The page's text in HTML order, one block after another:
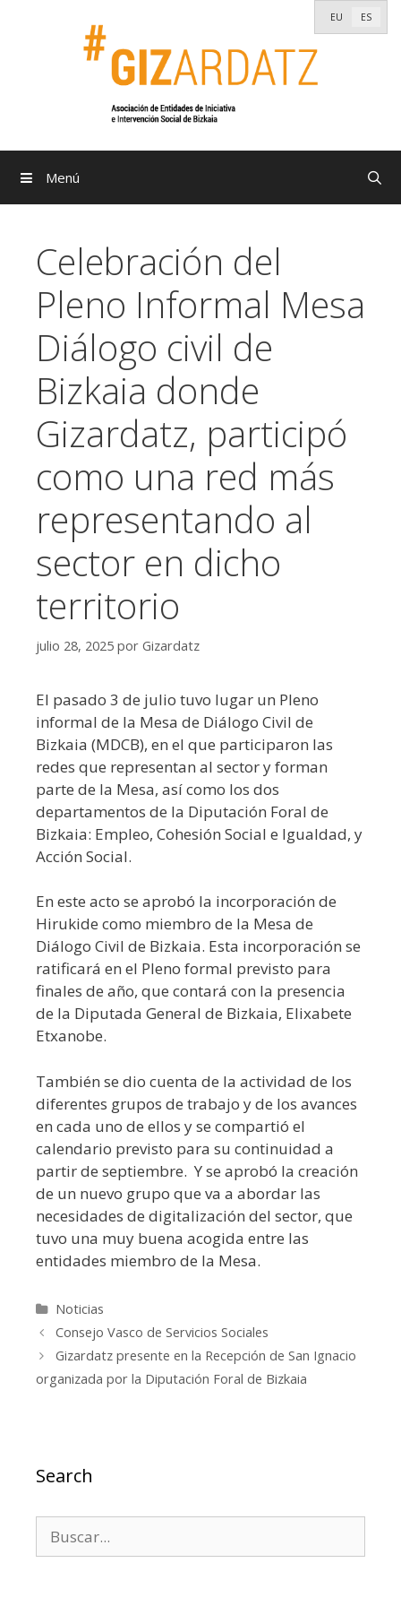
EU ES
Menú
Celebración del
Pleno Informal Mesa
Diálogo civil de
Bizkaia donde
Gizardatz, participó
como una red más
representando al
sector en dicho
territorio
julio 28, 2025 por Gizardatz
El pasado 3 de julio tuvo lugar un Pleno
informal de la Mesa de Diálogo Civil de
Bizkaia (MDCB), en el que participaron las
redes que representan al sector y forman
parte de la Mesa, así como los dos
departamentos de la Diputación Foral de
Bizkaia: Empleo, Cohesión Social e Igualdad, y
Acción Social.
En este acto se aprobó la incorporación de
Hirukide como miembro de la Mesa de
Diálogo Civil de Bizkaia. Esta incorporación se
ratificará en el Pleno formal previsto para
finales de año, que contará con la presencia
de la Diputada General de Bizkaia, Elixabete
Etxanobe.
También se dio cuenta de la actividad de los
diferentes grupos de trabajo y de los avances
en cada uno de ellos y se compartió el
calendario previsto para su continuidad a
partir de septiembre. Y se aprobó la creación
de un nuevo grupo que va a abordar las
necesidades de digitalización del sector, que
tuvo una muy buena acogida entre las
entidades miembro de la Mesa.
Categorías
Noticias
Consejo Vasco de Servicios Sociales
Gizardatz presente en la Recepción de San Ignacio
organizada por la Diputación Foral de Bizkaia
Search